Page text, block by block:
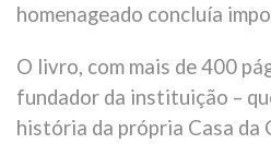
homenageado concluía
O livro, com mais de 400
fundador da instituição –
história da própria Casa da